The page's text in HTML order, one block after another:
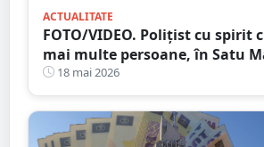
ACTUALITATE
FOTO/VIDEO. Polițist cu spirit
mai multe persoane, în Satu
un copil
18 mai 2026